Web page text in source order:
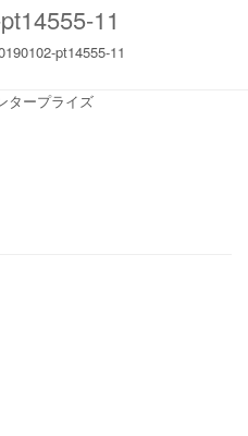
11
pt14555-11
タープライズ